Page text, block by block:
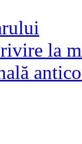
la